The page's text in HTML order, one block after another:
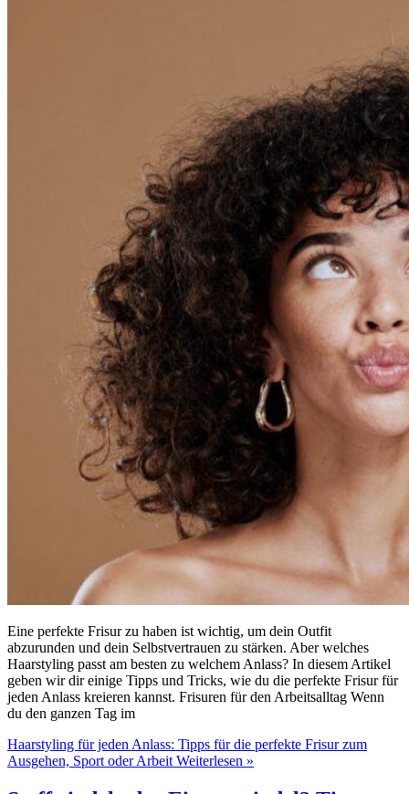
Eine perfekte Frisur zu haben ist wichtig, um dein Outfit
abzurunden und dein Selbstvertrauen zu stärken. Aber welches
Haarstyling passt am besten zu welchem Anlass? In diesem Artikel
geben wir dir einige Tipps und Tricks, wie du die perfekte Frisur für
jeden Anlass kreieren kannst. Frisuren für den Arbeitsalltag Wenn
du den ganzen Tag im
Haarstyling für jeden Anlass: Tipps für die perfekte Frisur zum
Ausgehen, Sport oder Arbeit Weiterlesen »